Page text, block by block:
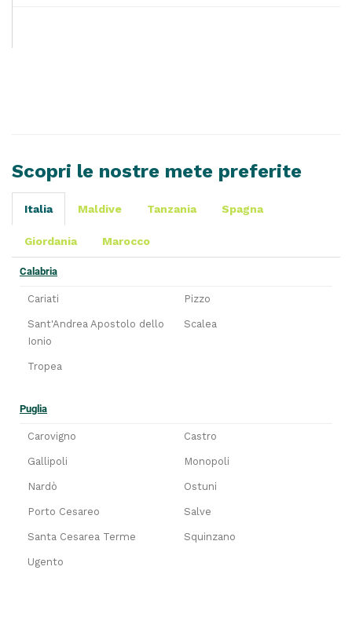
Scopri le nostre mete preferite
Italia Maldive Tanzania Spagna
Giordania Marocco
Calabria
Cariati Pizzo
Sant'Andrea Apostolo dello
Ionio
Scalea
Tropea
Puglia
Carovigno Castro
Gallipoli Monopoli
Nardò Ostuni
Porto Cesareo Salve
Santa Cesarea Terme Squinzano
Ugento